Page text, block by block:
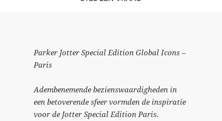
Parker Jotter Special Edition Global Icons –
Paris
Adembenemende bezienswaardigheden in
een betoverende sfeer vormden de inspiratie
voor de Jotter Special Edition Paris.